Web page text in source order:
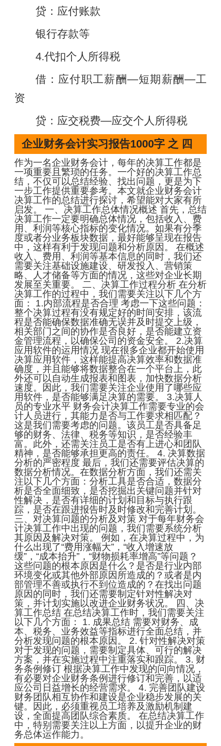
贷：应付账款
银行存款等
4.代扣个人所得税
借：应付职工薪酬—短期薪酬—工
资
贷：应交税费—应交个人所得税
企业财务会计实习报告1000字 之 四
作为一名企业财务会计，每年的决算工作都是
一项重要且繁琐的任务。一个好的决算工作总
结，不仅可以总结经验、找出问题，更是为下
一步工作提供重要参考。本文就企业财务会计
决算工作的总结进行探讨，希望能对大家有所
启发。 一、决算工作总体情况概述 首先，总结
决算工作一定要明确总体情况，包括收入、费
用、利润等核心指标的变化情况。如果有分季
度或者分业务板块数据，最好能够呈现在报告
中，这样有利于发现问题和分析原因。 在概述
收入、费用、利润等基本信息的同时，我们还
需要关注基础设施建设、研发投入、营销策
略、人才储备等方面的情况，这些对企业长期
发展至关重要。 二、决算工作过程分析 在分析
决算工作的过程中，我们需要关注以下几个方
面： 1.内部流程是否合理 考虑一下这些问题：
整个决算过程有没有规定好的时间安排，该流
程是否能确保数据准确无误并及时提交上级，
相关部门之间的协作是否良好，是否能建立资
金管理流程，以确保公司的资金安全。 2.决算
应用软件的运用情况 现在很多企业都开始使用
决算应用软件，这样能提高决算效率和数据准
确度，并且能够将数据整合在一个平台上，此
外还可以自动生成报表和图表，加快数据分析
速度。因此，我们需要关注企业使用了哪些应
用软件，是否能够满足决算的需要。 3.决算人
员的专业水平 财务会计决算工作需要专业的会
计人员进行，其能力是否与工作要求相匹配？
这是我们需要考虑的问题。该员工是否具备足
够的财务、法律、税务等知识，是否经验丰
富。此外，还需关注员工是否有上进心和团队
精神，是否能够承担更高的责任。 4. 决算数据
分析的严密程度 最后，我们还需要评估决算的
数据分析情况。在数据分析方面，我们还需关
注以下几个方面：分析工具是否合适，数据分
析是否全面细致，是否挖掘出关键问题并针对
性解决，是否有详细的计划和目标与执行跟
踪，是否在跟进报告时及时修改和完善计划。
三、对决算问题的分析及对策 对于每年财务会
计决算工作中出现的问题，我们需要系统分析
其原因及解决对策。 例如，在决算过程中，为
什么出现了“费用涨幅大”，“收入增速放
缓”，“成本抬升”，“财物损耗率增高”等问题？
这些问题的根本原因是什么？是否是行业内部
环境变化或其他外部原因所造成的？或者是内
部管理不善或执行不到位造成的？在找出问题
原因的同时，我们还需要制定针对性解决对
策，并计划实施以改进企业财务状况。 四、决
算工作总结 在总结决算工作时，我们需要关注
以下几个方面： 1. 成果总结 需要对财务、成
本、税务、业务效益等指标进行全面总结，并
分析发现问题的根本原因。 2. 针对性解决对策
对于发现的问题，需要制定具体、可行的解决
方案，并在实施过程中注重落实和跟踪。 3. 财
务条例修订 根据决算工作中发现的问向情况，
有必要对企业财务条例进行修订和完善，以适
应公司日益增长的经营需求。 4. 完善团队建设
财务团队相互协作和建设是企业稳步发展的关
键。因此，必须重视员工培养及激励机制建
设，全面提高团队综合素质。 在总结决算工作
中，特别需要关注以上方面，以提升企业的财
务总体运作能力。